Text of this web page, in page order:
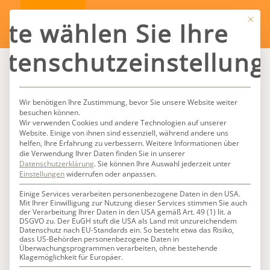
Mit
wählen Sie Ihre
Wir benötigen Ihre Zustimmung, bevor Sie unsere Website weiter
besuchen können.
Wir verwenden Cookies und andere Technologien auf unserer
Website. Einige von ihnen sind essenziell, während andere uns
helfen, Ihre Erfahrung zu verbessern.Weitere Informationen über
die Verwendung Ihrer Daten finden Sie in unserer
Datenschutzerklärung.Sie können Ihre Auswahl jederzeit unter
Einstellungenwiderrufen oder anpassen.
Einige Services verarbeiten personenbezogene Daten in den USA.
Mit Ihrer Einwilligung zur Nutzung dieser Services stimmen Sie auch
der Verarbeitung Ihrer Daten in den USA gemäß Art. 49 (1) lit. a
DSGVO zu. Der EuGH stuft die USA als Land mit unzureichendem
Datenschutz nach EU-Standards ein. So besteht etwa das Risiko,
dass US-Behörden personenbezogene Daten in
Überwachungsprogrammen verarbeiten, ohne bestehende
Klagemöglichkeit für Europäer.